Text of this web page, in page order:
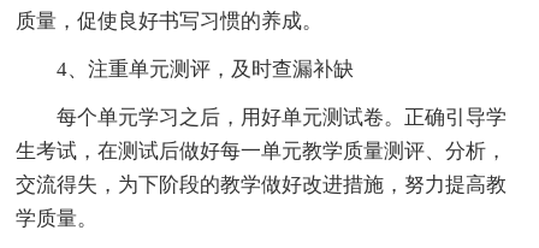
质量，促使良好书写习惯的养成。
4、注重单元测评，及时查漏补缺
每个单元学习之后，用好单元测试卷。正确引导学
生考试，在测试后做好每一单元教学质量测评、分析，
交流得失，为下阶段的教学做好改进措施，努力提高教
学质量。